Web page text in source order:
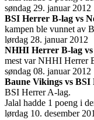
søndag 29. januar 2012
BSI Herrer B-lag vs
kampen ble vunnet av
lørdag 28. januar 2012
NHHI Herrer B-lag
mest var NHHI Herrer
søndag 08. januar 2012
Baune Vikings vs
BSI Herrer A-lag.
Jalal hadde 1 poeng i
lørdag 10. desember